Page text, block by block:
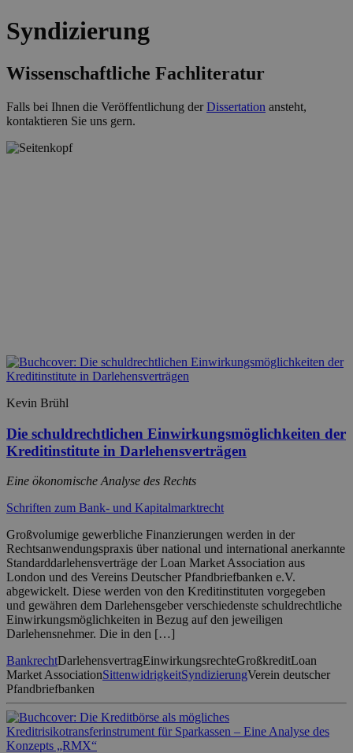
Syndizierung
Wissenschaftliche Fachliteratur
Falls bei Ihnen die Veröffentlichung derDissertation ansteht,
kontaktieren Sie uns gern.
Kevin Brühl
Die schuldrechtlichen Einwirkungsmöglichkeiten der
Kreditinstitute in Darlehensverträgen
Eine ökonomische Analyse des Rechts
Schriften zum Bank- und Kapitalmarktrecht
Großvolumige gewerbliche Finanzierungen werden in der
Rechtsanwendungspraxis über national und international anerkannte
Standarddarlehensverträge der Loan Market Association aus
London und des Vereins Deutscher Pfandbriefbanken e.V.
abgewickelt. Diese werden von den Kreditinstituten vorgegeben
und gewähren dem Darlehensgeber verschiedenste schuldrechtliche
Einwirkungsmöglichkeiten in Bezug auf den jeweiligen
Darlehensnehmer. Die in den […]
BankrechtDarlehensvertragEinwirkungsrechteGroßkreditLoan
Market AssociationSittenwidrigkeitSyndizierungVerein deutscher
Pfandbriefbanken